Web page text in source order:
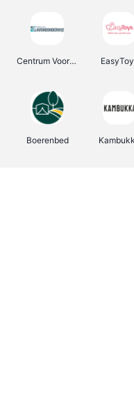
Centrum Voor Avondonderwijs
Boerenbed